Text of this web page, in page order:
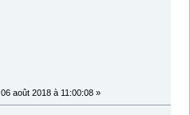
06 août 2018 à 11:00:08 »